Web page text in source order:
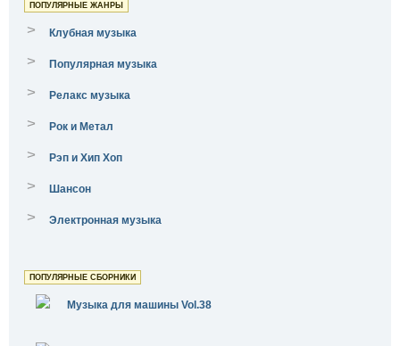
ПОПУЛЯРНЫЕ ЖАНРЫ
> Клубная музыка
> Популярная музыка
> Релакс музыка
> Рок и Метал
> Рэп и Хип Хоп
> Шансон
> Электронная музыка
ПОПУЛЯРНЫЕ СБОРНИКИ
Музыка для машины Vol.38